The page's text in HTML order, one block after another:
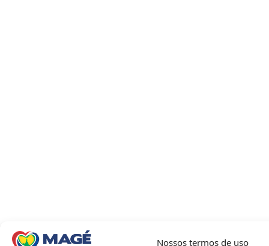
Nossos termos de uso